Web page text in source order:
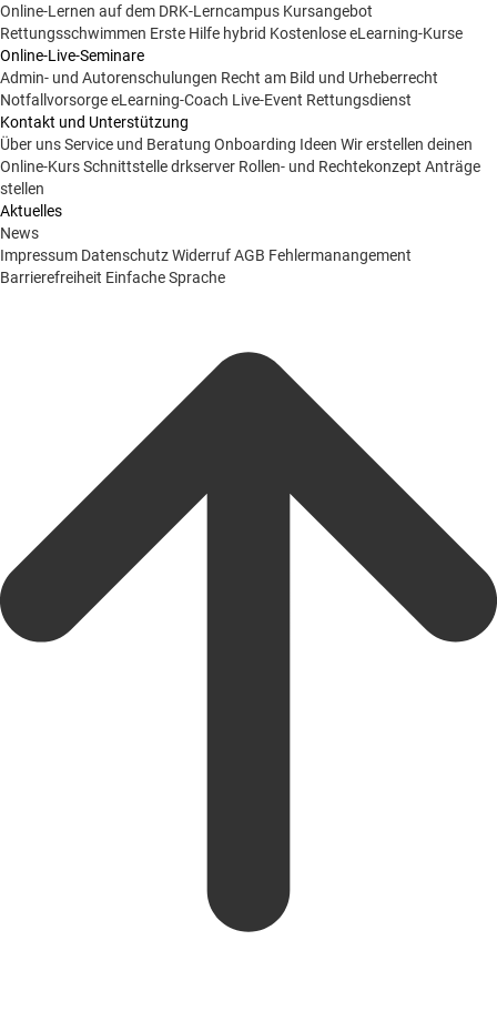
Online-Lernen auf dem DRK-Lerncampus Kursangebot
Rettungsschwimmen Erste Hilfe hybrid Kostenlose eLearning-Kurse
Online-Live-Seminare
Admin- und Autorenschulungen Recht am Bild und Urheberrecht
NotfallvorsorgeeLearning-Coach Live-Event Rettungsdienst
Kontakt und Unterstützung
Über unsService und Beratung Onboarding Ideen Wir erstellen deinen
Online-KursSchnittstelle drkserver Rollen- und Rechtekonzept Anträge
stellen
Aktuelles
News
Impressum DatenschutzWiderrufAGB Fehlermanangement
Barrierefreiheit Einfache Sprache